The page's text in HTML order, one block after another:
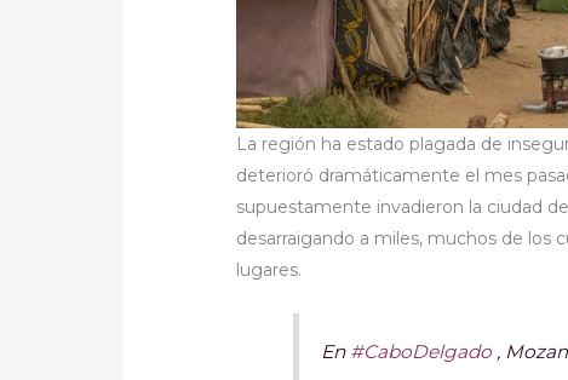
La región ha estado plagada de
deterioró dramáticamente el mes
supuestamente invadieron la ciudad
desarraigando a miles, muchos de los
lugares.
En #CaboDelgado ,